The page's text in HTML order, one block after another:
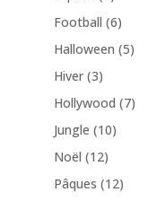
Football (6)
Halloween (5)
Hiver (3)
Hollywood (7)
Jungle (10)
Noël (12)
Pâques (12)